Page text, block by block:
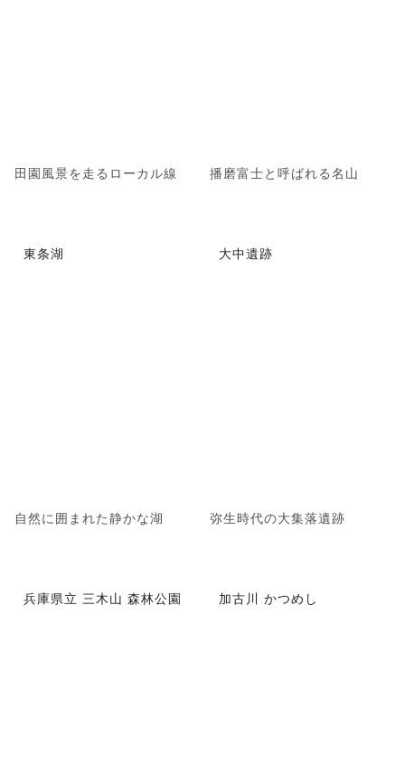
田園風景を走るローカル線 播磨富士と呼ばれる名山
東条湖
自然に囲まれた静かな湖
大中遺跡
弥生時代の大集落遺跡
兵庫県立 三木山 森林公園 加古川 かつめし